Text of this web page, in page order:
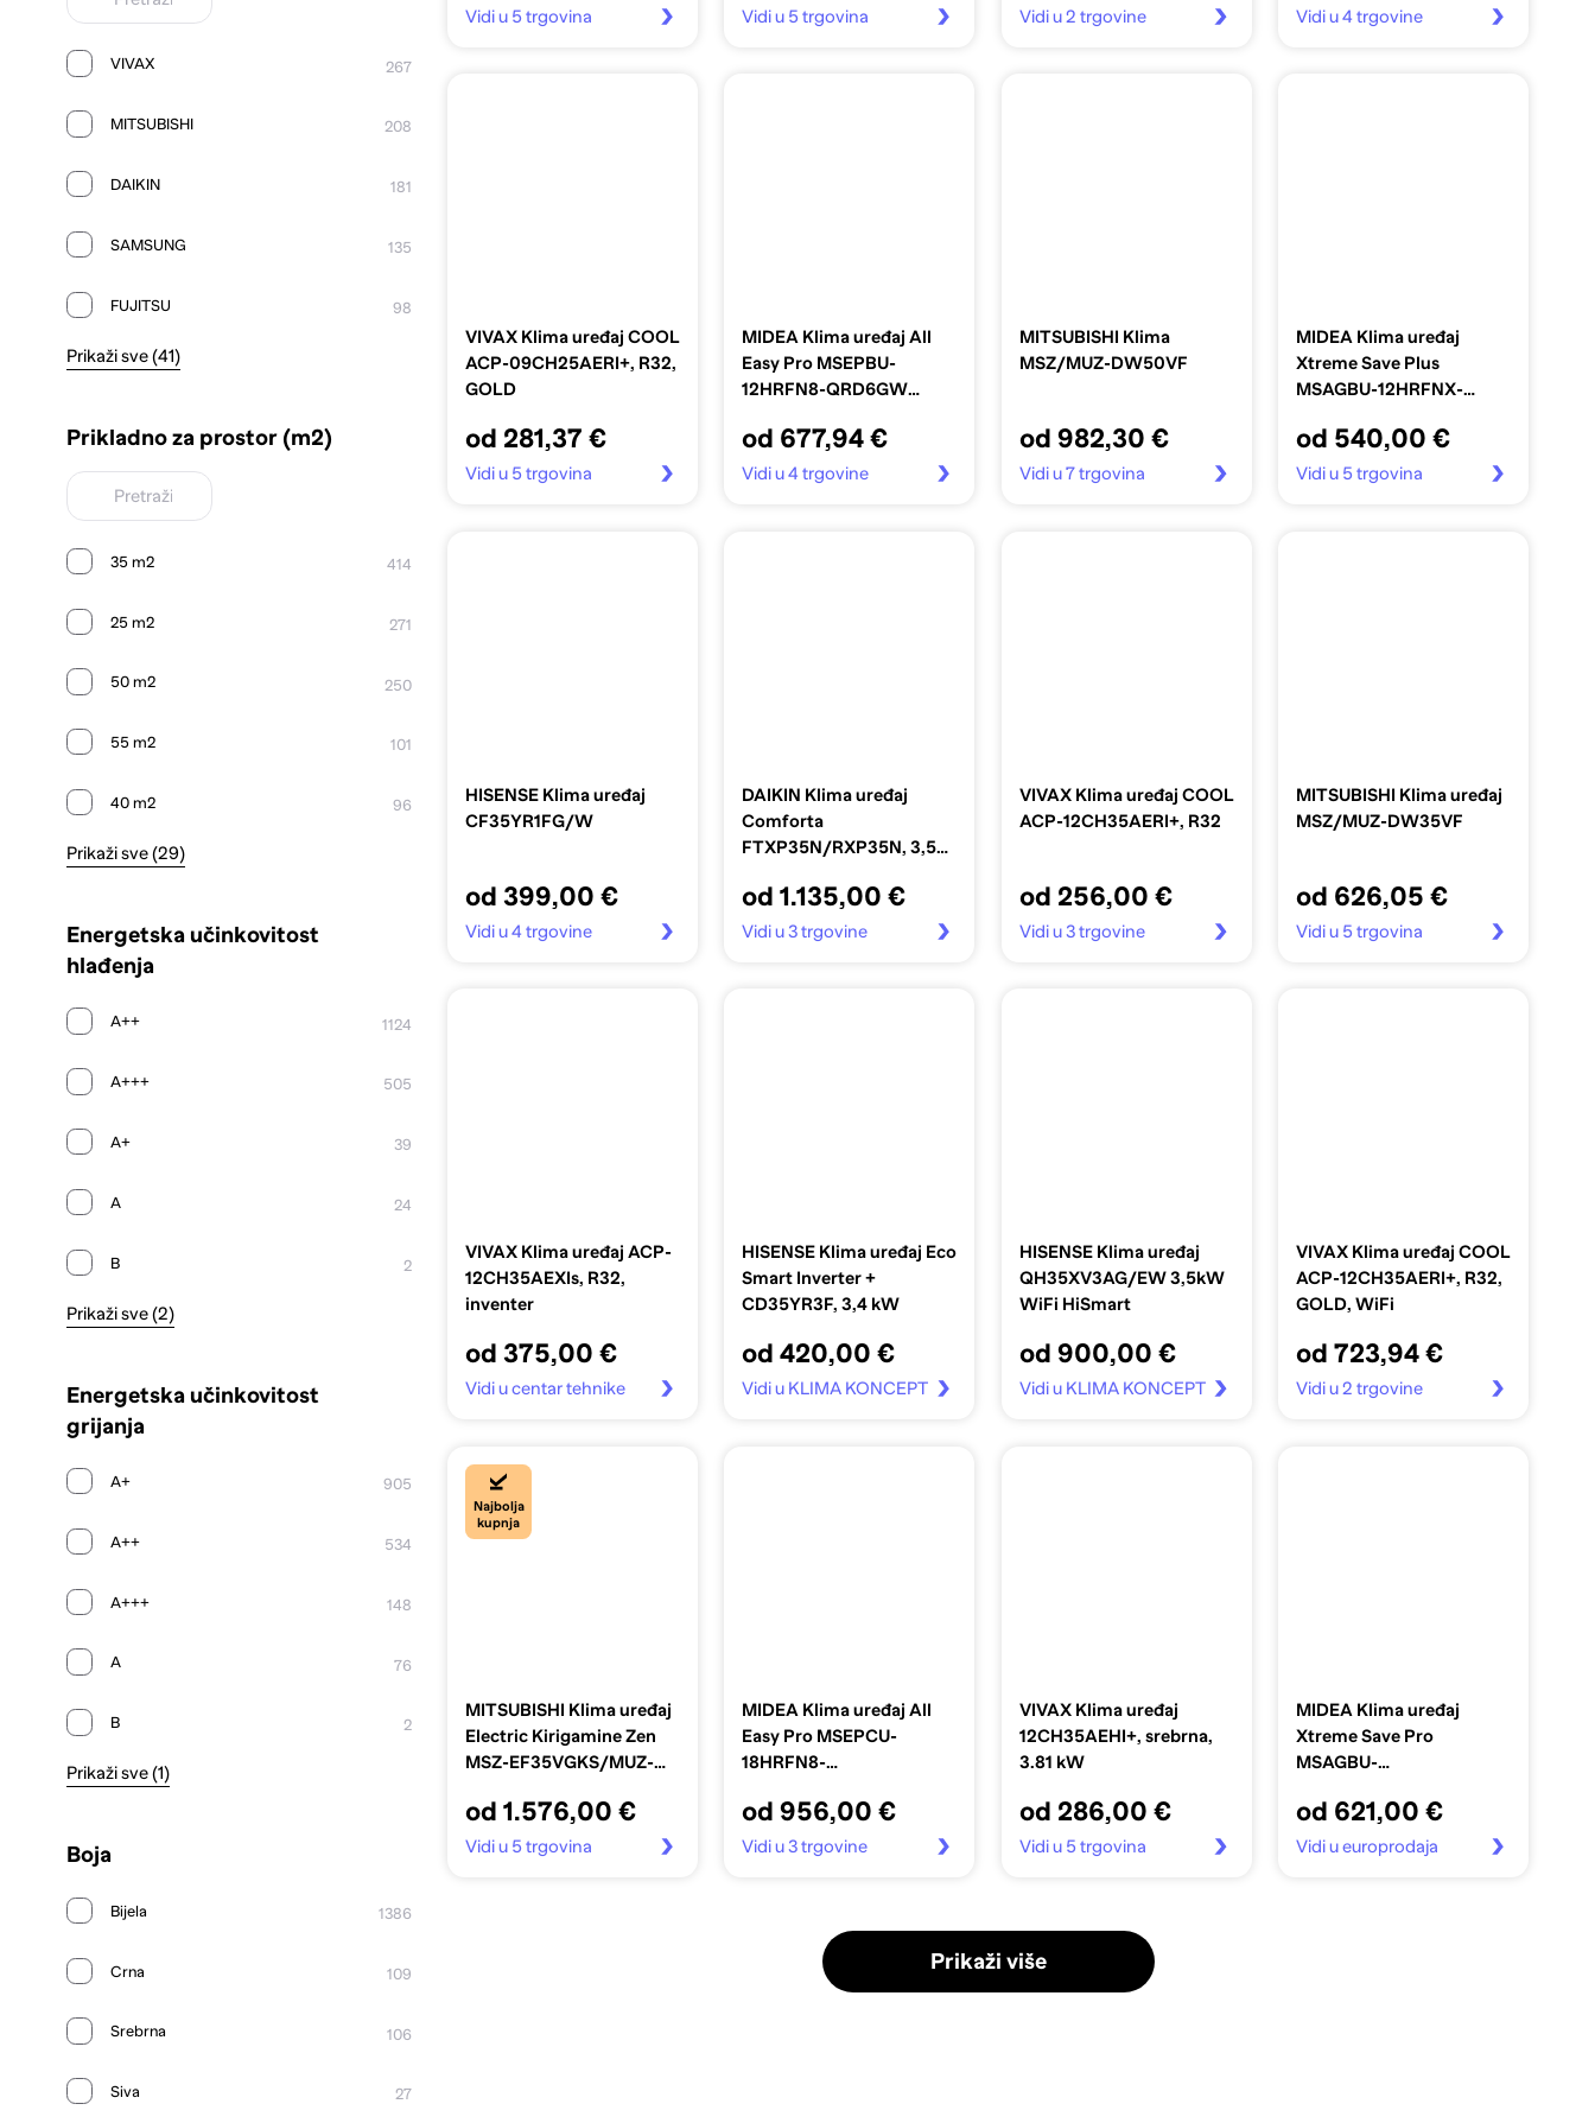
VIVAX 267
MITSUBISHI 208
DAIKIN 181
SAMSUNG 135
FUJITSU 98
Prikaži sve (41)
Prikladno za prostor (m2)
35 m2 414
25 m2 271
50 m2 250
55 m2 101
40 m2 96
Prikaži sve (29)
Energetska učinkovitost
hlađenja
A++ 1124
A+++ 505
A+ 39
A 24
B 2
Prikaži sve (2)
Energetska učinkovitost
grijanja
A+ 905
A++ 534
A+++ 148
A 76
B 2
Prikaži sve (1)
Boja
Bijela 1386
Crna 109
Srebrna 106
Siva 27
Vidi u 5 trgovina Vidi u 5 trgovina Vidi u 2 trgovine Vidi u 4 trgovine
VIVAX Klima uređaj COOL
ACP-09CH25AERI+, R32,
GOLD
od 281,37 €
Vidi u 5 trgovina
MIDEA Klima uređaj All
Easy Pro MSEPBU-
12HRFN8-QRD6GW
QRD6GW(GA), 3,5 kW
od 677,94 €
Vidi u 4 trgovine
MITSUBISHI Klima
MSZ/MUZ-DW50VF
od 982,30 €
Vidi u 7 trgovina
MIDEA Klima uređaj
Xtreme Save Plus
MSAGBU-12HRFNX-
12HFN8-GH, 3,5 kW
od 540,00 €
Vidi u 5 trgovina
HISENSE Klima uređaj
CF35YR1FG/W
od 399,00 €
Vidi u 4 trgovine
DAIKIN Klima uređaj
Comforta
FTXP35N/RXP35N, 3,5
od 1.135,00 €
Vidi u 3 trgovine
VIVAX Klima uređaj COOL
ACP-12CH35AERI+, R32
od 256,00 €
Vidi u 3 trgovine
MITSUBISHI Klima uređaj
MSZ/MUZ-DW35VF
od 626,05 €
Vidi u 5 trgovina
VIVAX Klima uređaj ACP-
12CH35AEXIs, R32,
inventer
od 375,00 €
Vidi u centar tehnike
HISENSE Klima uređaj Eco
Smart Inverter +
CD35YR3F, 3,4 kW
od 420,00 €
Vidi u KLIMA KONCEPT
HISENSE Klima uređaj
QH35XV3AG/EW 3,5kW
WiFi HiSmart
od 900,00 €
Vidi u KLIMA KONCEPT
VIVAX Klima uređaj COOL
ACP-12CH35AERI+, R32,
GOLD, WiFi
od 723,94 €
Vidi u 2 trgovine
Najbolja
kupnja
MITSUBISHI Klima uređaj
Electric Kirigamine Zen
MSZ-EF35VGKS/MUZ-
od 1.576,00 €
Vidi u 5 trgovina
MIDEA Klima uređaj All
Easy Pro MSEPCU-
18HRFN8-
18HFN8-QRD0GW, 5,0
kW
od 956,00 €
Vidi u 3 trgovine
VIVAX Klima uređaj
12CH35AEHI+, srebrna,
3.81 kW
od 286,00 €
Vidi u 5 trgovina
MIDEA Klima uređaj
Xtreme Save Pro
MSAGBU-
09HFN8, 2,6 kW, Wi-Fi
Carbon
od 621,00 €
Vidi u europrodaja
Prikaži više